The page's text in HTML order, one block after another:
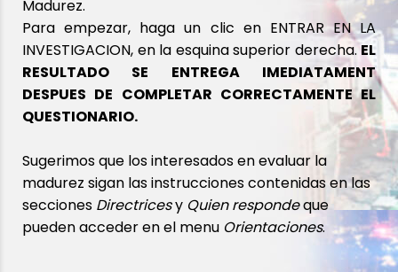
Madurez.
Para empezar, haga un clic en ENTRAR EN LA
INVESTIGACION, en la esquina superior derecha.EL
RESULTADO SE ENTREGA IMEDIATAMENT
DESPUES DE COMPLETAR CORRECTAMENTE EL
QUESTIONARIO.
Sugerimos que los interesados en evaluar la
madurez sigan las instrucciones contenidas en las
secciones Directricesy Quien respondeque
pueden acceder en el menu Orientaciones.